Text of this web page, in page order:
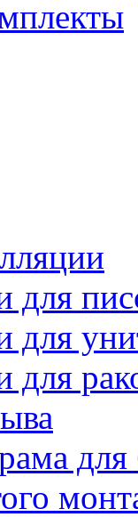
для
для
для
для